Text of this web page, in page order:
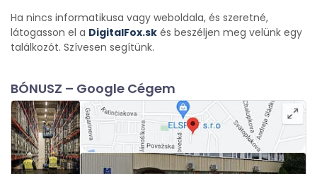
Ha nincs informatikusa vagy weboldala, és szeretné,
látogasson el a DigitalFox.sk és beszéljen meg velünk egy
találkozót. Szívesen segítünk.
BÓNUSZ – Google Cégem